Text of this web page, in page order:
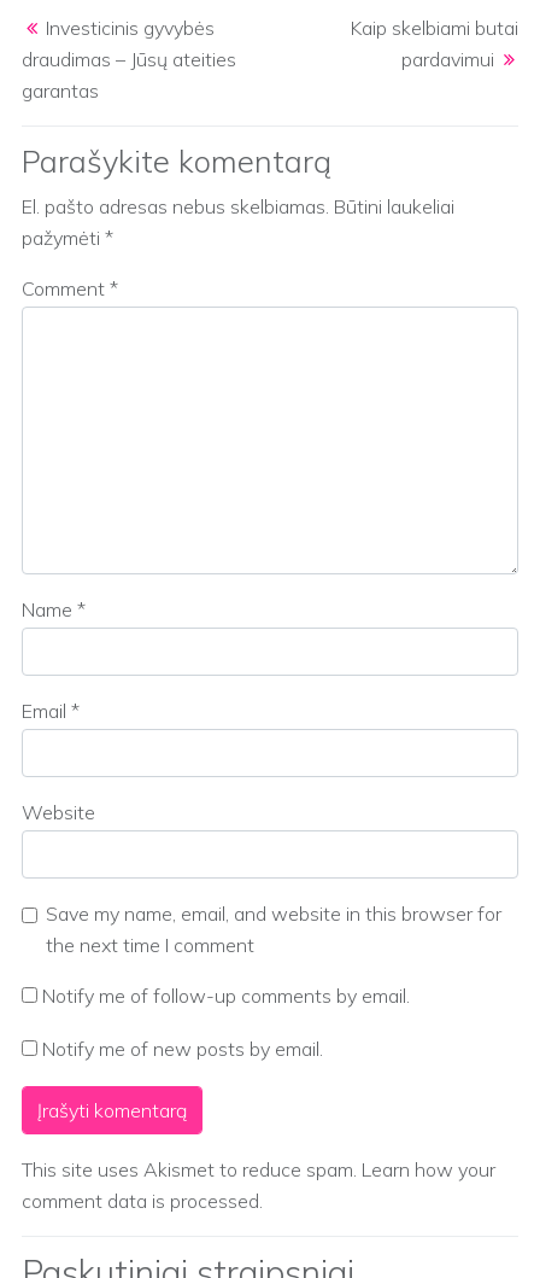
Investicinis gyvybės
draudimas – Jūsų ateities
garantas
Kaip skelbiami butai
pardavimui
Parašykite komentarą
El. pašto adresas nebus skelbiamas. Būtini laukeliai
pažymėti *
Comment *
Name *
Email *
Website
Save my name, email, and website in this browser for
the next time I comment
Notify me of follow-up comments by email.
Notify me of new posts by email.
This site uses Akismet to reduce spam. Learn how your
comment data is processed.